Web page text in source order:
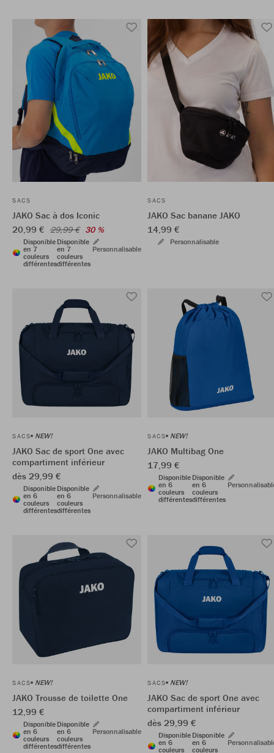
SACS
JAKO Sac à dos Iconic
20,99 € 29,99 € 30 %
Disponible
en 7
couleurs
différentes
Disponible
en 7
couleurs
différentes
Personnalisable
SACS
JAKO Sac banane JAKO
14,99 €
Personnalisable
SACS NEW!
JAKO Sac de sport One avec
compartiment inférieur
dès 29,99 €
Disponible
en 6
couleurs
différentes
Disponible
en 6
couleurs
différentes
Personnalisable
SACS NEW!
JAKO Multibag One
17,99 €
Disponible
en 6
couleurs
différentes
Disponible
en 6
couleurs
différentes
SACS NEW!
JAKO Trousse de toilette One
12,99 €
Disponible
en 6
couleurs
différentes
Disponible
en 6
couleurs
différentes
Personnalisable
SACS NEW!
JAKO Sac de sport One avec
compartiment inférieur
dès 29,99 €
Disponible
en 6
couleurs
Disponible
en 6
couleurs